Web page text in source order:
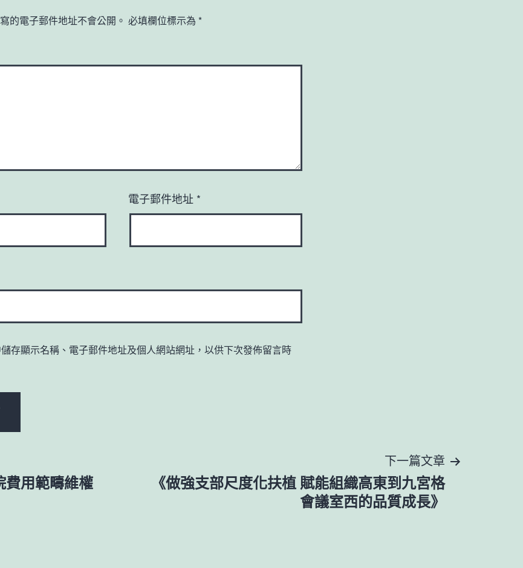
的電子郵件地址不會公開。 必填欄位標示為 *
電子郵件地址 *
存顯示名稱、電子郵件地址及個人網站網址，以供下次發佈留言時
費用範疇維權
下一篇文章
《做強支部尺度化扶植 賦能組織高東到九宮格
會議室西的品質成長》